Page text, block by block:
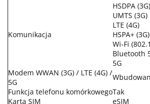
Komunikacja
HSDPA (3G)
UMTS (3G)
LTE (4G)
HSPA+ (3G)
Wi-Fi
Bluetooth
5G
Modem WWAN (3G) / LTE (4G) /
5G
Funkcja telefonu komórkowegoTak
Karta SIM
eSIM